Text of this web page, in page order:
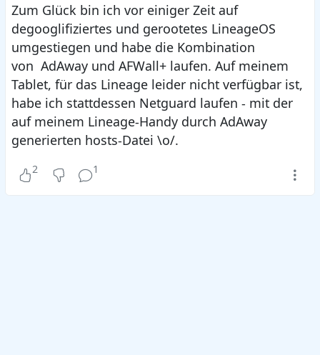
Zum Glück bin ich vor einiger Zeit auf
degooglifiziertes und gerootetes LineageOS
umgestiegen und habe die Kombination
von AdAway und AFWall+ laufen. Auf meinem
Tablet, für das Lineage leider nicht verfügbar ist,
habe ich stattdessen Netguard laufen - mit der
auf meinem Lineage-Handy durch AdAway
generierten hosts-Datei \o/.
2 1